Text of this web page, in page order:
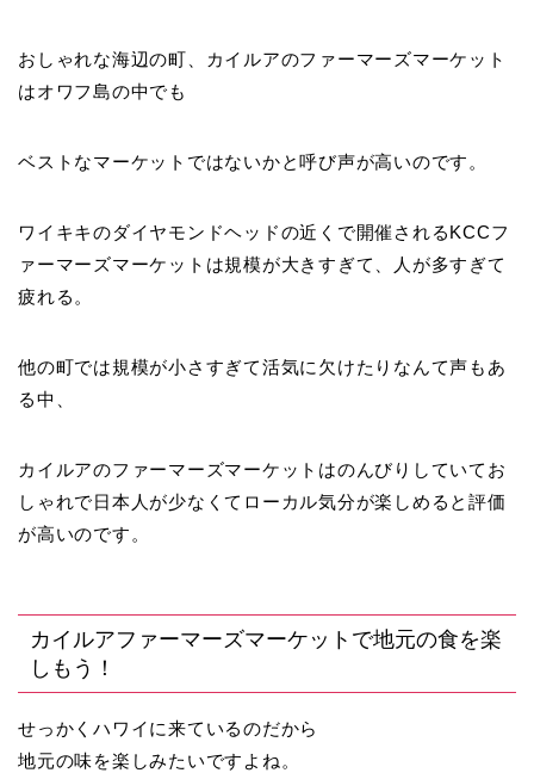
おしゃれな海辺の町、カイルアのファーマーズマーケット
はオワフ島の中でも
ベストなマーケットではないかと呼び声が高いのです。
ワイキキのダイヤモンドヘッドの近くで開催されるKCCフ
ァーマーズマーケットは規模が大きすぎて、人が多すぎて
疲れる。
他の町では規模が小さすぎて活気に欠けたりなんて声もあ
る中、
カイルアのファーマーズマーケットはのんびりしていてお
しゃれで日本人が少なくてローカル気分が楽しめると評価
が高いのです。
カイルアファーマーズマーケットで地元の食を楽
しもう！
せっかくハワイに来ているのだから
地元の味を楽しみたいですよね。